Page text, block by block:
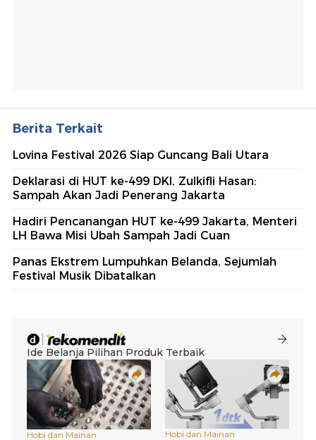
Berita Terkait
Lovina Festival 2026 Siap Guncang Bali Utara
Deklarasi di HUT ke-499 DKI, Zulkifli Hasan:
Sampah Akan Jadi Penerang Jakarta
Hadiri Pencanangan HUT ke-499 Jakarta, Menteri
LH Bawa Misi Ubah Sampah Jadi Cuan
Panas Ekstrem Lumpuhkan Belanda, Sejumlah
Festival Musik Dibatalkan